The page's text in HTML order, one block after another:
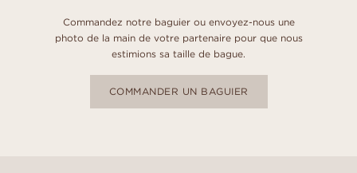
Commandez notre baguier ou envoyez-nous une
photo de la main de votre partenaire pour que nous
estimions sa taille de bague.
COMMANDER UN BAGUIER